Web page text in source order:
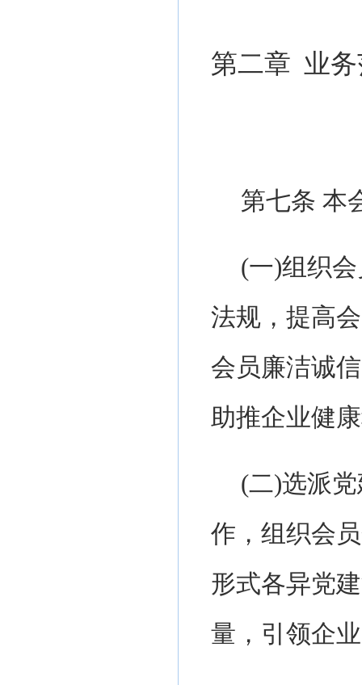
第二章 业
第七条 本
(一)组织
法规，提高
会员廉洁诚
助推企业健
(二)选派
作，组织会
形式各异党
量，引领企